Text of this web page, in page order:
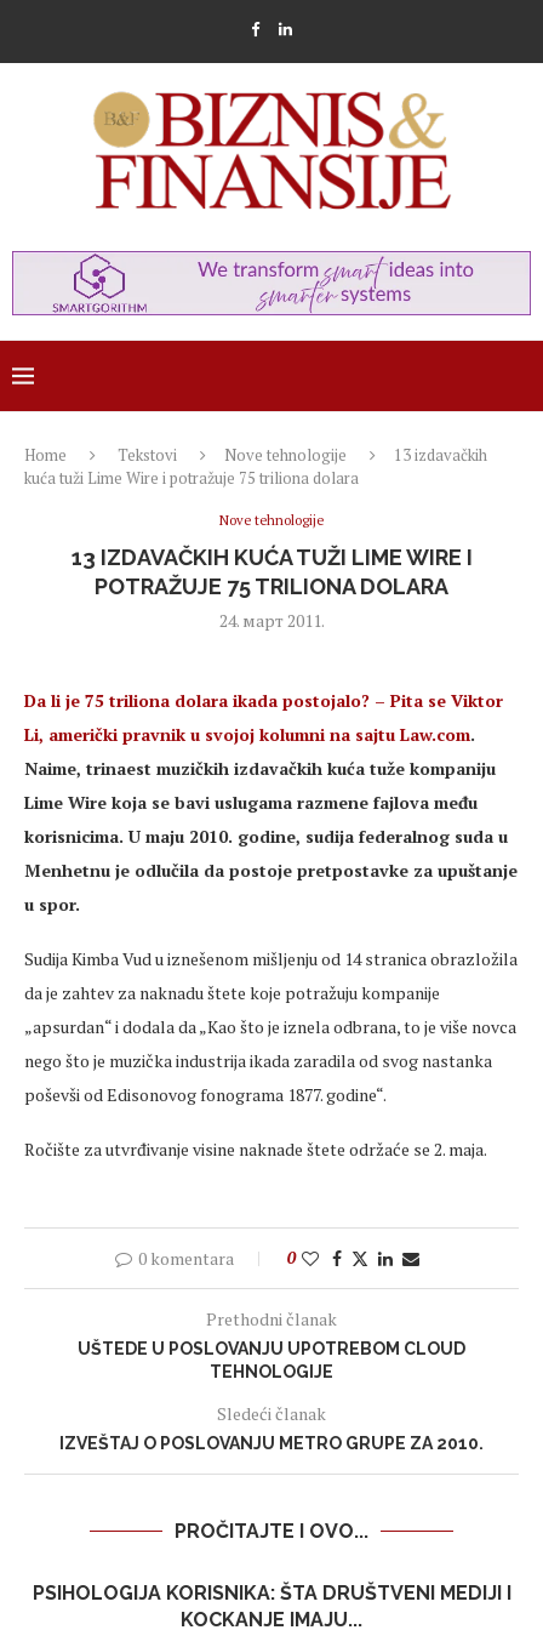
Home Tekstovi Nove tehnologije
13 izdavačkih
kuća tuži Lime Wire i potražuje 75 triliona dolara
Nove tehnologije
13 IZDAVAČKIH KUĆA TUŽI LIME WIRE I
POTRAŽUJE 75 TRILIONA DOLARA
24. март 2011.
Da li je 75 triliona dolara ikada postojalo? – Pita se Viktor
Li, američki pravnik u svojoj kolumni na sajtu Law.com.
Naime, trinaest muzičkih izdavačkih kuća tuže kompaniju
Lime Wire koja se bavi uslugama razmene fajlova među
korisnicima. U maju 2010. godine, sudija federalnog suda u
Menhetnu je odlučila da postoje pretpostavke za upuštanje
u spor.
Sudija Kimba Vud u iznešenom mišljenju od 14 stranica obrazložila
da je zahtev za naknadu štete koje potražuju kompanije
„apsurdan“ i dodala da „Kao što je iznela odbrana, to je više novca
nego što je muzička industrija ikada zaradila od svog nastanka
poševši od Edisonovog fonograma 1877. godine“.
Ročište za utvrđivanje visine naknade štete održaće se 2. maja.
0 komentara 0
Prethodni članak
UŠTEDE U POSLOVANJU UPOTREBOM CLOUD
TEHNOLOGIJE
Sledeći članak
IZVEŠTAJ O POSLOVANJU METRO GRUPE ZA 2010.
PROČITAJTE I OVO...
PSIHOLOGIJA KORISNIKA: ŠTA DRUŠTVENI MEDIJI I
KOCKANJE IMAJU...